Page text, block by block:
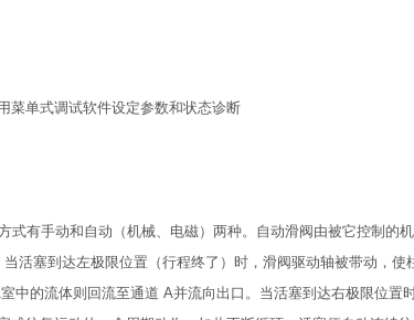
菜单式调试软件设定参数和状态诊断
式有手动和自动（机械、电磁）两种。自动滑阀由被它控制的
活塞到达左极限位置（行程终了）时，滑阀驱动轴被带动，使
中的流体则回流至通道 A并流向出口。当活塞到达右极限位置